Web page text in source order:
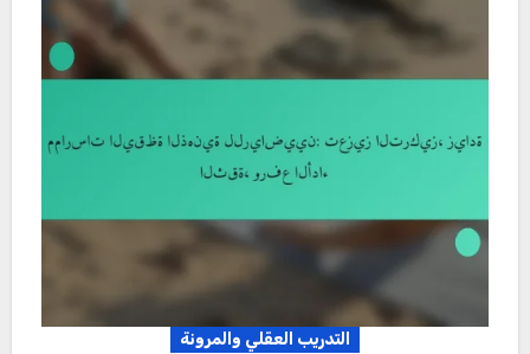
التدريب العقلي والمرونة